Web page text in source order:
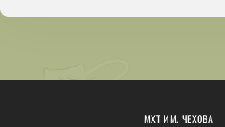
МХТ ИМ. ЧЕХОВА